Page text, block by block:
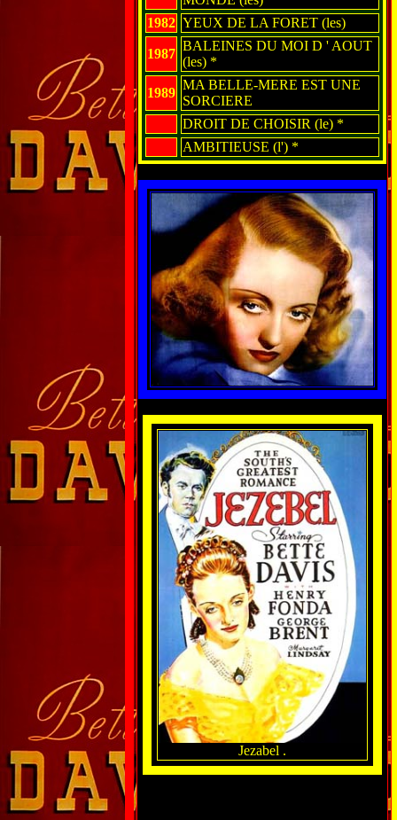
1982 YEUX DE LA FORET (les)
1987
BALEINES DU MOI D ' AOUT
(les) *
1989
MA BELLE-MERE EST UNE
SORCIERE
DROIT DE CHOISIR (le) *
AMBITIEUSE (l') *
Jezabel .